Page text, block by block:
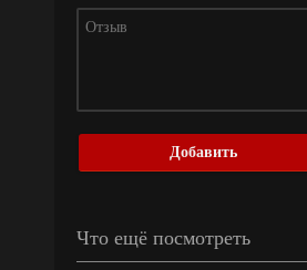
Добавить
Что ещё посмотреть